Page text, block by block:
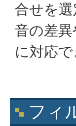
合せを
音の差
に対応
フィ